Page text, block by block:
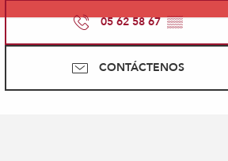
05 62 58 67▒▒
CONTÁCTENOS